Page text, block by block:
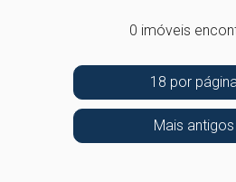
0 imóveis
18 por página
Mais antigos